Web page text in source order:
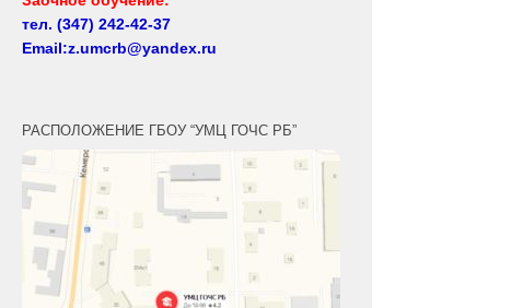
тел. (347) 242-42-37
Email:z.umcrb@yandex.ru
РАСПОЛОЖЕНИЕ ГБОУ “УМЦ ГОЧС РБ”